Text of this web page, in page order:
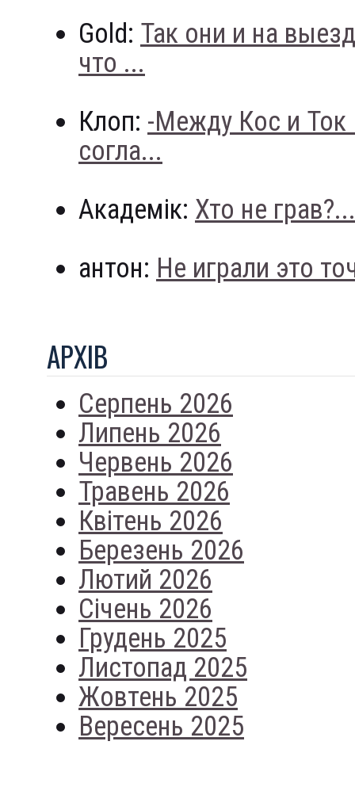
Gold: Так они и на
что ...
Клоп: -Между Кос и
согла...
Академік: Хто не грав?...
антон: Не играли это
АРХIВ
Серпень 2026
Липень 2026
Червень 2026
Травень 2026
Квітень 2026
Березень 2026
Лютий 2026
Січень 2026
Грудень 2025
Листопад 2025
Жовтень 2025
Вересень 2025